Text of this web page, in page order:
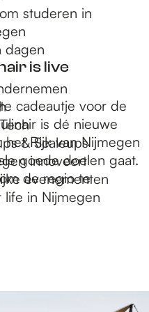
studeren in
dagen
& Scaleups
innoveert
evenementen
life in Nijmegen
is live
cadeautje voor de
is dé nieuwe
Rijk van Nijmegen
goede doelen gaat.
de regio te